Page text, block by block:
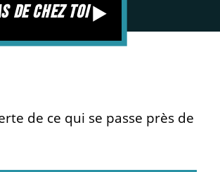
de chez toi
de ce qui se passe près de